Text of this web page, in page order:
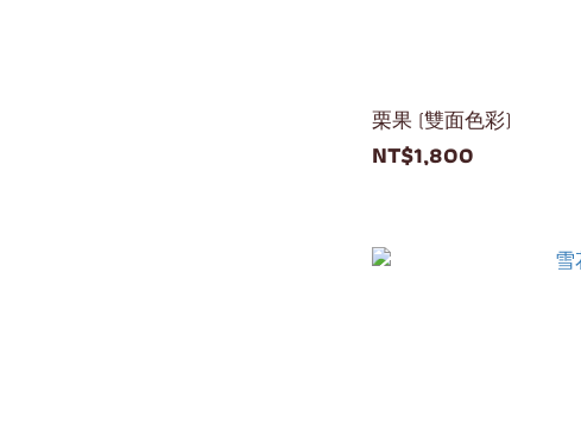
栗果 (雙面色彩)
NT$1,800